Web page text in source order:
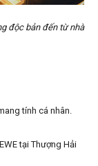
độc bản đến từ nhà
tính cá nhân.
tại Thượng Hải